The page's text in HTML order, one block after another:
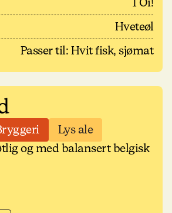
Hveteøl
Passer til: Hvit fisk, sjømat
Lys ale
og med balansert belgisk